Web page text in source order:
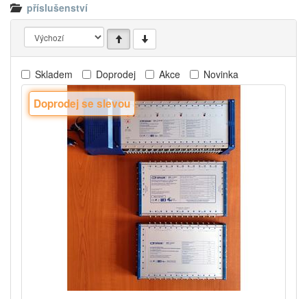
příslušenství
Skladem Doprodej Akce Novinka
Doprodej se slevou